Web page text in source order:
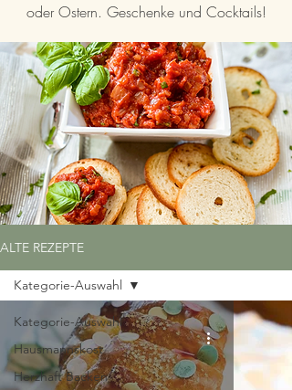
oder Ostern. Geschenke und Cocktails!
ALTE REZEPTE
Kategorie-Auswahl
Hausmannskost
Herzhaft Backen
Kategorie-Auswahl